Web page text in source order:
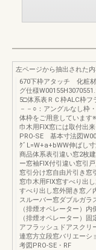
左ページから抽出された
670下枠アタッチ 化粧
グ仕様
5□体系表ＲＣ枠ALC枠
－－○：アングルなし枠
体枠をご用意しています
巾木用FIX窓には取付出
PRO-SE 基本寸法図
ｸﾞL=W+a+bWW伸ばし
商品体系表引違い窓2枚
ー窓袖FIX付引違い窓引
窓引分け窓自由片引き窓
窓巾木用FIX窓すべり出
すべり出し窓外開き窓／
スルーバー窓ダブルガラ
（排煙オペレーター）
（排煙オペレーター）
アフラッシュドアスクリ
連窓方立段窓バリエーシ
考図PRO-SE・RF